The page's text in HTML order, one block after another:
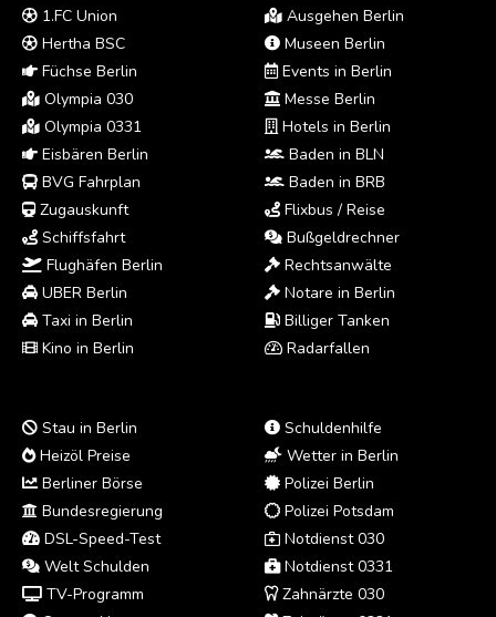
1.FC Union
Hertha BSC
Füchse Berlin
Olympia 030
Olympia 0331
Eisbären Berlin
BVG Fahrplan
Zugauskunft
Schiffsfahrt
Flughäfen Berlin
UBER Berlin
Taxi in Berlin
Kino in Berlin
Ausgehen Berlin
Museen Berlin
Events in Berlin
Messe Berlin
Hotels in Berlin
Baden in BLN
Baden in BRB
Flixbus / Reise
Bußgeldrechner
Rechtsanwälte
Notare in Berlin
Billiger Tanken
Radarfallen
Stau in Berlin
Heizöl Preise
Berliner Börse
Bundesregierung
DSL-Speed-Test
Welt Schulden
TV-Programm
Schuldenhilfe
Wetter in Berlin
Polizei Berlin
Polizei Potsdam
Notdienst 030
Notdienst 0331
Zahnärzte 030